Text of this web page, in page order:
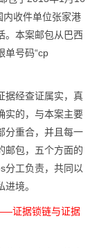
内收件单位张家港
。本案邮包从巴西
单号码“cp
据经查证属实，真
实的，与本案主要
分重合，并且每一
包，五个方面的
分工负责，共同以
境。
证据锁链与证据